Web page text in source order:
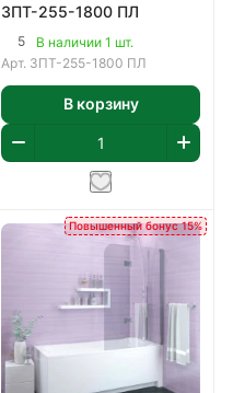
ЗПТ-255-1800 ПЛ
5
В наличии 1 шт.
Арт. ЗПТ-255-1800 ПЛ
В корзину
Повышенный бонус 15%